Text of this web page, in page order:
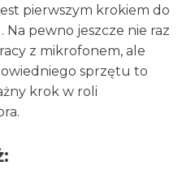
pierwszym krokiem do
pewno jeszcze nie raz
z mikrofonem, ale
sprzętu to
krok w roli